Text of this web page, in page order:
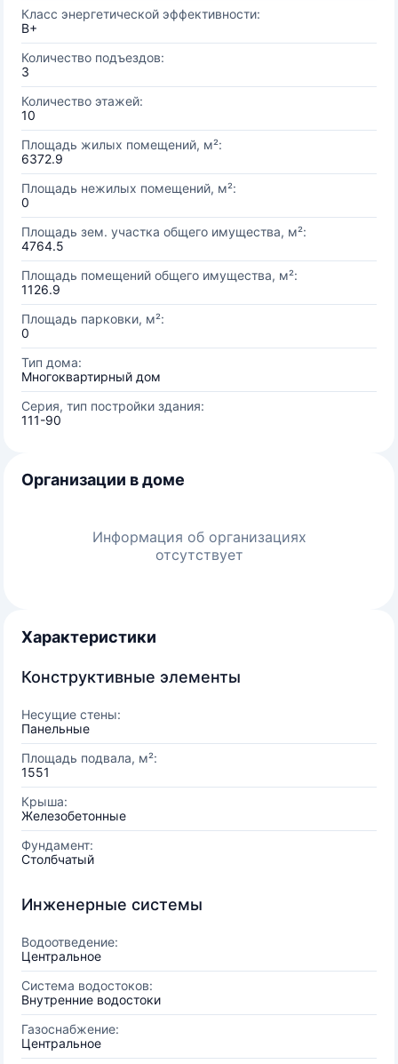
Класс энергетической эффективности:
B+
Количество подъездов:
3
Количество этажей:
10
Площадь жилых помещений, м²:
6372.9
Площадь нежилых помещений, м²:
0
Площадь зем. участка общего имущества, м²:
4764.5
Площадь помещений общего имущества, м²:
1126.9
Площадь парковки, м²:
0
Тип дома:
Многоквартирный дом
Серия, тип постройки здания:
111-90
Организации в доме
Информация об организациях
отсутствует
Характеристики
Конструктивные элементы
Несущие стены:
Панельные
Площадь подвала, м²:
1551
Крыша:
Железобетонные
Фундамент:
Столбчатый
Инженерные системы
Водоотведение:
Центральное
Система водостоков:
Внутренние водостоки
Газоснабжение:
Центральное